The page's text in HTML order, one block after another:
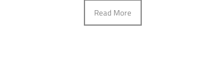
Read More